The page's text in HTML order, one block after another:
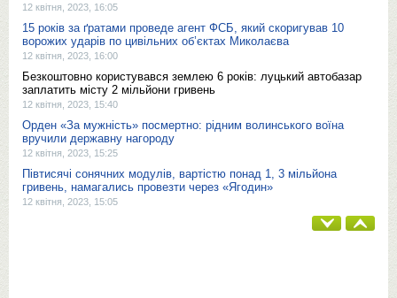
12 квітня, 2023, 16:05
15 років за ґратами проведе агент ФСБ, який скоригував 10
ворожих ударів по цивільних об’єктах Миколаєва
12 квітня, 2023, 16:00
Безкоштовно користувався землею 6 років: луцький автобазар
заплатить місту 2 мільйони гривень
12 квітня, 2023, 15:40
Орден «За мужність» посмертно: рідним волинського воїна
вручили державну нагороду
12 квітня, 2023, 15:25
Півтисячі сонячних модулів, вартістю понад 1, 3 мільйона
гривень, намагались провезти через «Ягодин»
12 квітня, 2023, 15:05